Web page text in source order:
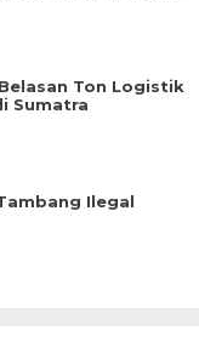
Ton Logistik
Sumatra
Ilegal